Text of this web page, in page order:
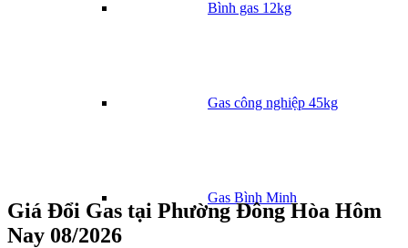
Bình gas 12kg
Gas công nghiệp 45kg
Gas Bình Minh
Giá Đổi Gas tại Phường Đông Hòa Hôm
Nay 08/2026